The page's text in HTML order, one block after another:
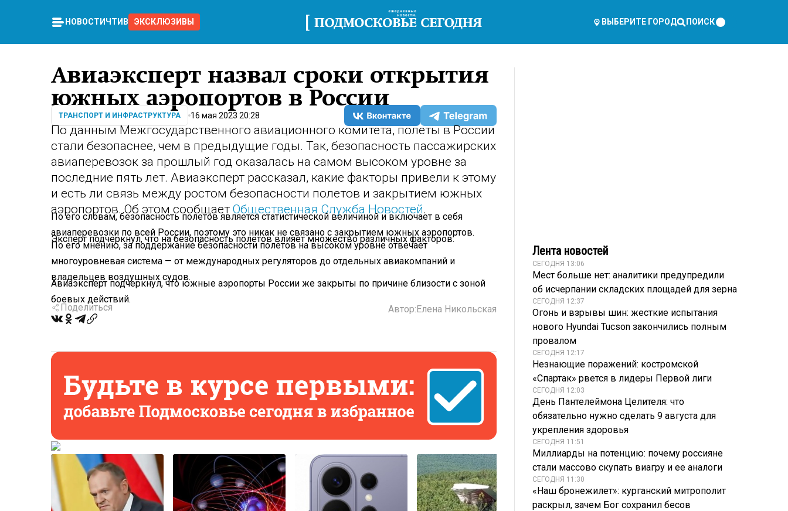
НОВОСТИ ЧТИВО ЭКСКЛЮЗИВЫ ВЫБЕРИТЕ ГОРОД ПОИСК
Авиаэксперт назвал сроки открытия
южных аэропортов в России
ТРАНСПОРТ И ИНФРАСТРУКТУРА 16 мая 2023 20:28
По данным Межгосударственного авиационного комитета, полеты в России
стали безопаснее, чем в предыдущие годы. Так, безопасность пассажирских
авиаперевозок за прошлый год оказалась на самом высоком уровне за
последние пять лет. Авиаэксперт рассказал, какие факторы привели к этому
и есть ли связь между ростом безопасности полетов и закрытием южных
аэропортов. Об этом сообщает Общественная Служба Новостей.
По его словам, безопасность полетов является статистической величиной и включает в себя
авиаперевозки по всей России, поэтому это никак не связано с закрытием южных аэропортов.
Эксперт подчеркнул, что на безопасность полетов влияет множество различных факторов.
По его мнению, за поддержание безопасности полетов на высоком уровне отвечает
многоуровневая система — от международных регуляторов до отдельных авиакомпаний и
владельцев воздушных судов.
Авиаэксперт подчеркнул, что южные аэропорты России же закрыты по причине близости с зоной
боевых действий.
Поделиться Автор:Елена Никольская
Лента новостей
СЕГОДНЯ 13:06
Мест больше нет: аналитики предупредили
об исчерпании складских площадей для зерна
СЕГОДНЯ 12:37
Огонь и взрывы шин: жесткие испытания
нового Hyundai Tucson закончились полным
провалом
СЕГОДНЯ 12:17
Незнающие поражений: костромской
«Спартак» рвется в лидеры Первой лиги
СЕГОДНЯ 12:03
День Пантелеймона Целителя: что
обязательно нужно сделать 9 августа для
укрепления здоровья
СЕГОДНЯ 11:51
Миллиарды на потенцию: почему россияне
стали массово скупать виагру и ее аналоги
СЕГОДНЯ 11:30
«Наш бронежилет»: курганский митрополит
раскрыл, зачем Бог сохранил бесов